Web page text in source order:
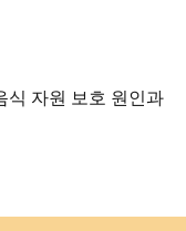
자원 보호 원인과